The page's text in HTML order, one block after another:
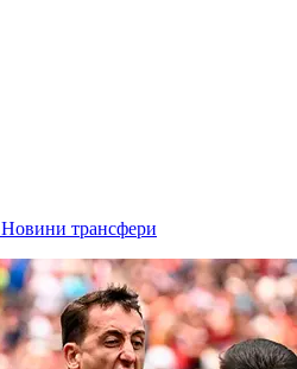
Новини трансфери